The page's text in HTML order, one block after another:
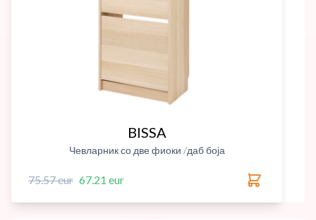
BISSA
Чевларник со две фиоки /даб боја
75.57 eur 67.21 eur